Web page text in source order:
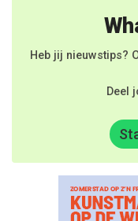
Heb jij nieuwstips?
Deel